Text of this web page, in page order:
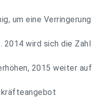
um eine Verringerung
wird sich die Zahl
2015 weiter auf